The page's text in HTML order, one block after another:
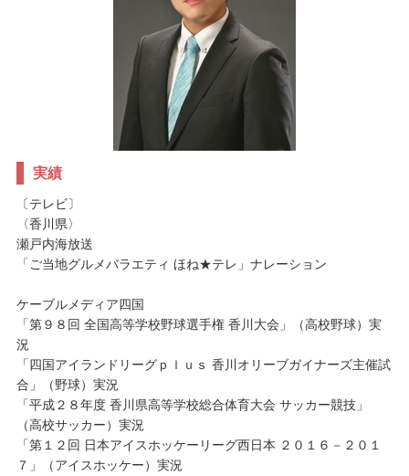
実績
〔テレビ〕
〈香川県〉
瀬戸内海放送
「ご当地グルメバラエティ ほね★テレ」ナレーション
ケーブルメディア四国
「第９８回 全国高等学校野球選手権 香川大会」（高校野球）実
況
「四国アイランドリーグｐｌｕｓ 香川オリーブガイナーズ主催試
合」（野球）実況
「平成２８年度 香川県高等学校総合体育大会 サッカー競技」
（高校サッカー）実況
「第１２回 日本アイスホッケーリーグ西日本 ２０１６－２０１
７」（アイスホッケー）実況